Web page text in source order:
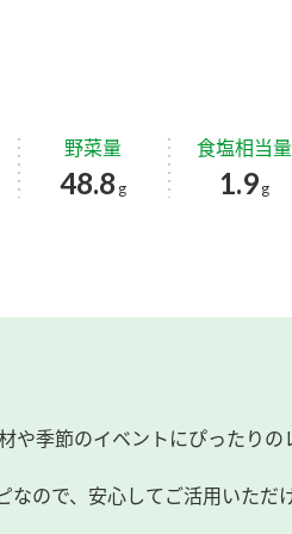
野菜量
48.8 g
食塩相当量
1.9 g
季節のイベントにぴったりの
ので、安心してご活用いただけ